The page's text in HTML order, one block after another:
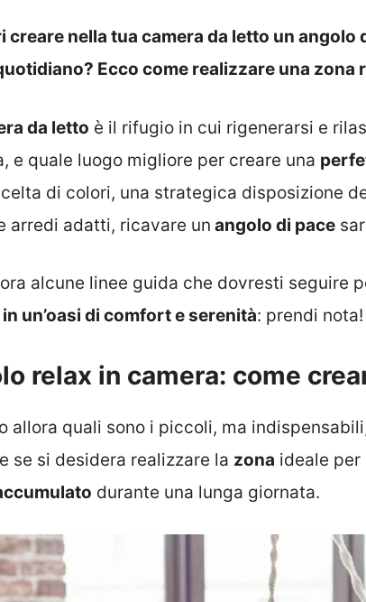
creare nella tua camera da letto un
Ecco come realizzare una zona
da letto è il rifugio in cui rigenerarsi e
e quale luogo migliore per creare una
di colori, una strategica disposizione
arredi adatti, ricavare un angolo di pace
alcune linee guida che dovresti seguire
un’oasi di comfort e serenità: prendi nota!
relax in camera: come
allora quali sono i piccoli, ma
se si desidera realizzare la zona ideale
durante una lunga giornata.